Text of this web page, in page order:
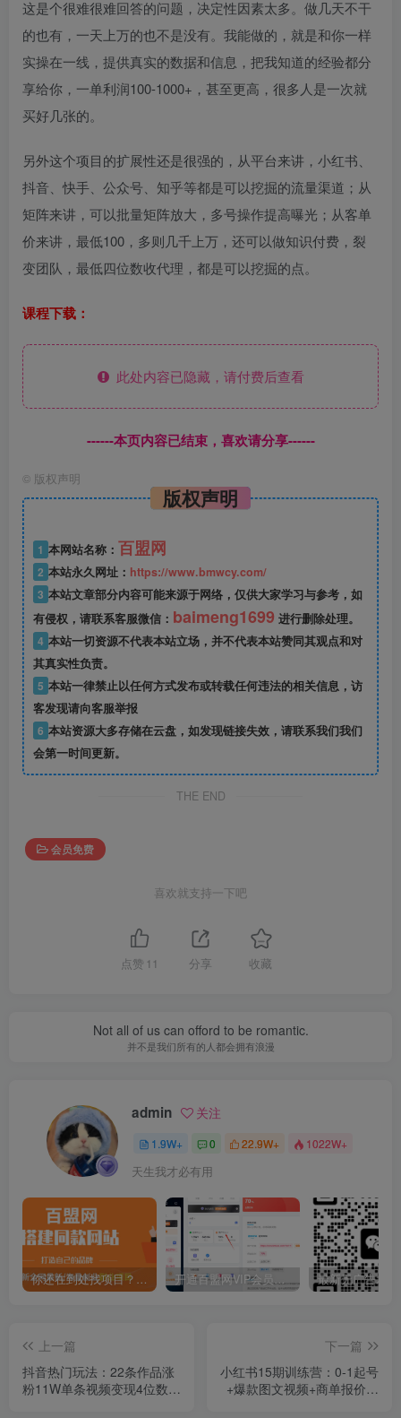
这是个很难很难回答的问题，决定性因素太多。做几天不干
的也有，一天上万的也不是没有。我能做的，就是和你一样
实操在一线，提供真实的数据和信息，把我知道的经验都分
享给你，一单利润100-1000+，甚至更高，很多人是一次就
买好几张的。
另外这个项目的扩展性还是很强的，从平台来讲，小红书、
抖音、快手、公众号、知乎等都是可以挖掘的流量渠道；从
矩阵来讲，可以批量矩阵放大，多号操作提高曝光；从客单
价来讲，最低100，多则几千上万，还可以做知识付费，裂
变团队，最低四位数收代理，都是可以挖掘的点。
课程下载：
此处内容已隐藏，请付费后查看
------本页内容已结束，喜欢请分享------
© 版权声明
版权声明
1 本网站名称： 百盟网
2 本站永久网址： https://www.bmwcy.com/
3 本站文章部分内容可能来源于网络，仅供大家学习与参考，如
有侵权，请联系客服微信： baimeng1699 进行删除处理。
4 本站一切资源不代表本站立场，并不代表本站赞同其观点和对
其真实性负责。
5 本站一律禁止以任何方式发布或转载任何违法的相关信息，访
客发现请向客服举报
6 本站资源大多存储在云盘，如发现链接失效，请联系我们我们
会第一时间更新。
THE END
会员免费
喜欢就支持一下吧
点赞 11 分享 收藏
Not all of us can offord to be romantic.
并不是我们所有的人都会拥有浪漫
admin 关注
1.9W+ 0 22.9W+ 1022W+
天生我才必有用
你还在到处找项目？还在当韭菜？我靠卖项目一个月收入5万+，曾经我也是个失败者。 开通百盟网VIP会员，尊享全站资源免费下载，享70%的推广提成！！【限时五折优惠】
上一篇
抖音热门玩法：22条作品涨
粉11W单条视频变现4位数，
下一篇
小红书15期训练营：0-1起号
+爆款图文视频+商单报价，